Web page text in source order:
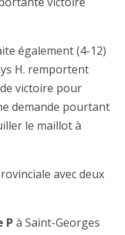
également (4-12)
H. remportent
victoire pour
demande pourtant
le maillot à
avec deux
P à Saint-Georges